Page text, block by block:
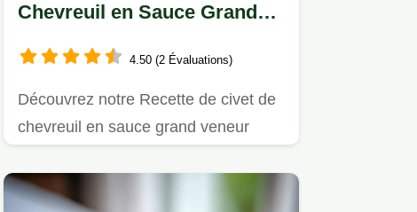
Chevreuil en Sauce Grand
4.50 (2 Évaluations)
Découvrez notre Recette de civet de
chevreuil en sauce grand veneur